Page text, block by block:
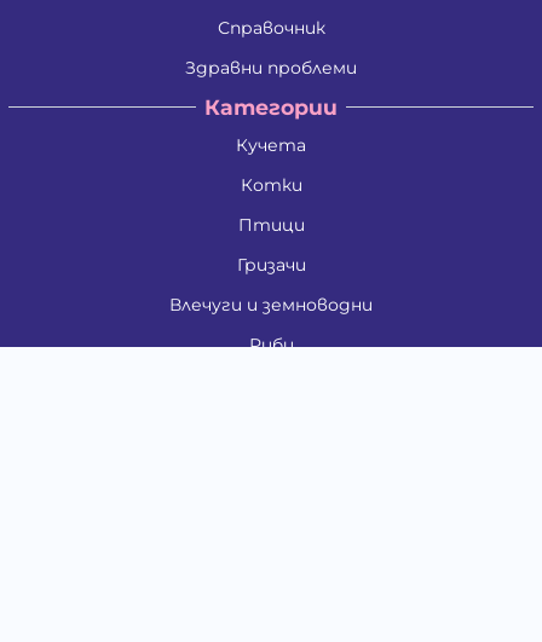
Справочник
Здравни проблеми
Категории
Кучета
Котки
Птици
Гризачи
Влечуги и земноводни
Риби